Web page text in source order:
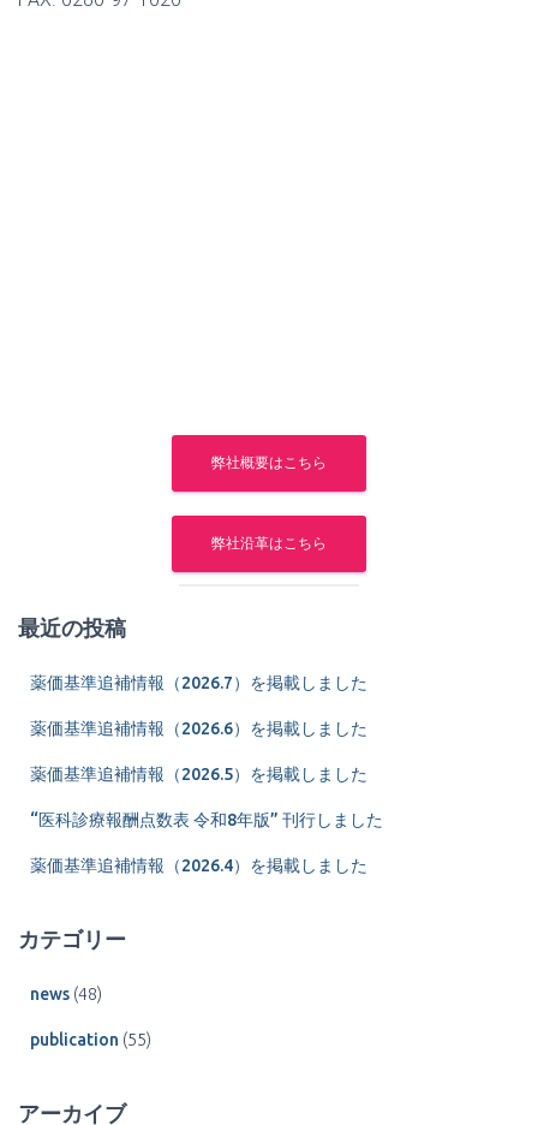
弊社概要はこちら
弊社沿革はこちら
最近の投稿
薬価基準追補情報（2026.7）を掲載しました
薬価基準追補情報（2026.6）を掲載しました
薬価基準追補情報（2026.5）を掲載しました
“医科診療報酬点数表 令和8年版” 刊行しました
薬価基準追補情報（2026.4）を掲載しました
カテゴリー
news (48)
publication (55)
アーカイブ